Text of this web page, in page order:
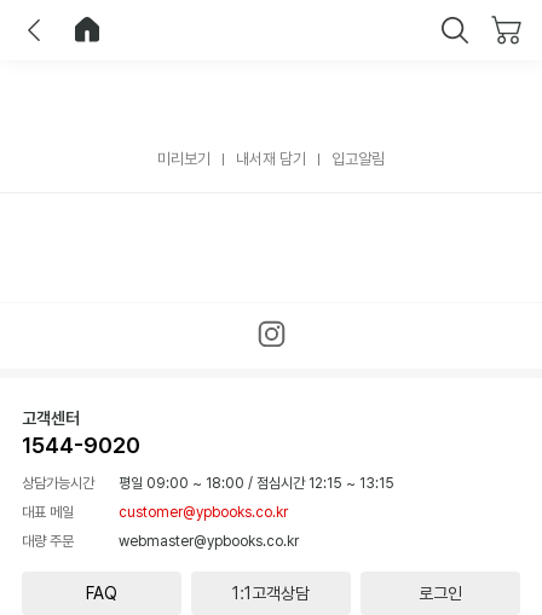
미리보기 내서재 담기 입고알림
고객센터
1544-9020
상담가능시간 평일 09:00 ~ 18:00 / 점심시간 12:15 ~ 13:15
대표 메일
customer@ypbooks.co.kr
대량 주문
webmaster@ypbooks.co.kr
FAQ 1:1고객상담 로그인